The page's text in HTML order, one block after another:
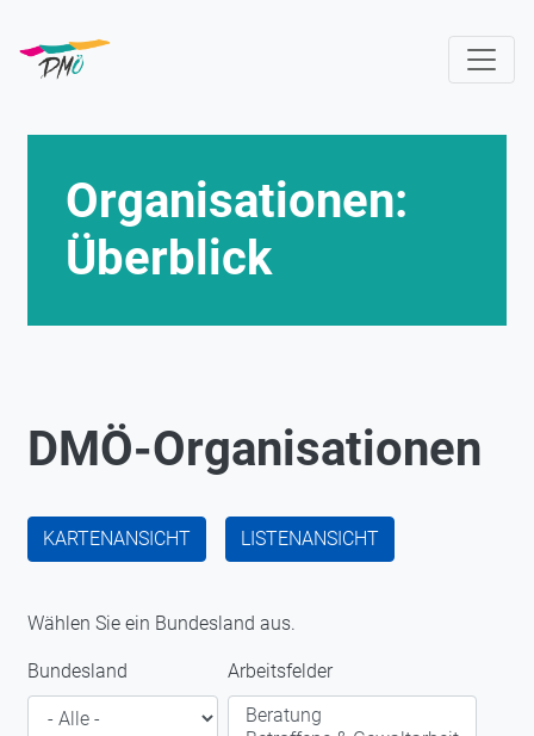
zum
Inhalt
Organisationen:
Überblick
DMÖ-Organisationen
KARTENANSICHT LISTENANSICHT
Wählen Sie ein Bundesland aus.
Bundesland Arbeitsfelder